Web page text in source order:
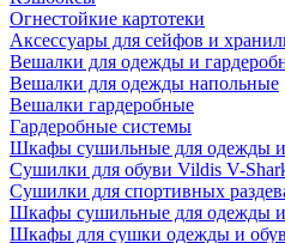
Огнестойкие картотеки
Аксессуары для сейфов и
Вешалки для одежды и
Вешалки для одежды напольные
Вешалки гардеробные
Гардеробные системы
Шкафы сушильные для одежды и
Сушилки для обуви Vildis V-
Сушилки для спортивных
Шкафы сушильные для одежды
Шкафы для сушки одежды и